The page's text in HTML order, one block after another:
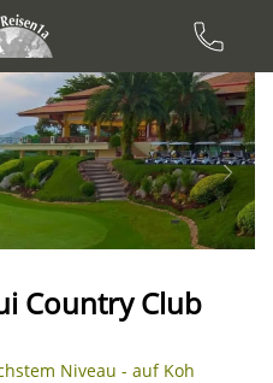
Next
Country Club
Niveau - auf Koh